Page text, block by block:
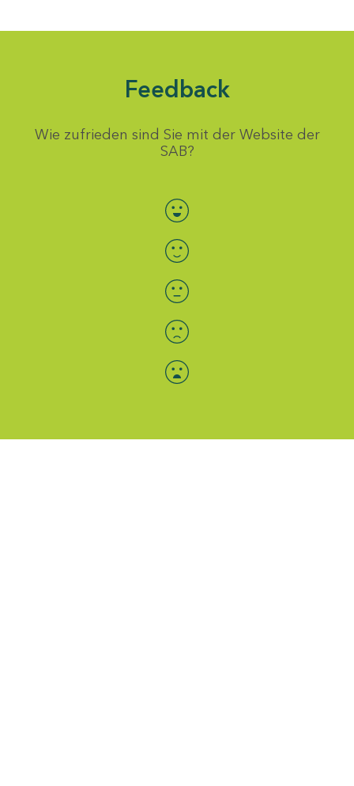
Feedback
Wie zufrieden sind Sie mit der Website der
SAB?
Bewertung auswählen